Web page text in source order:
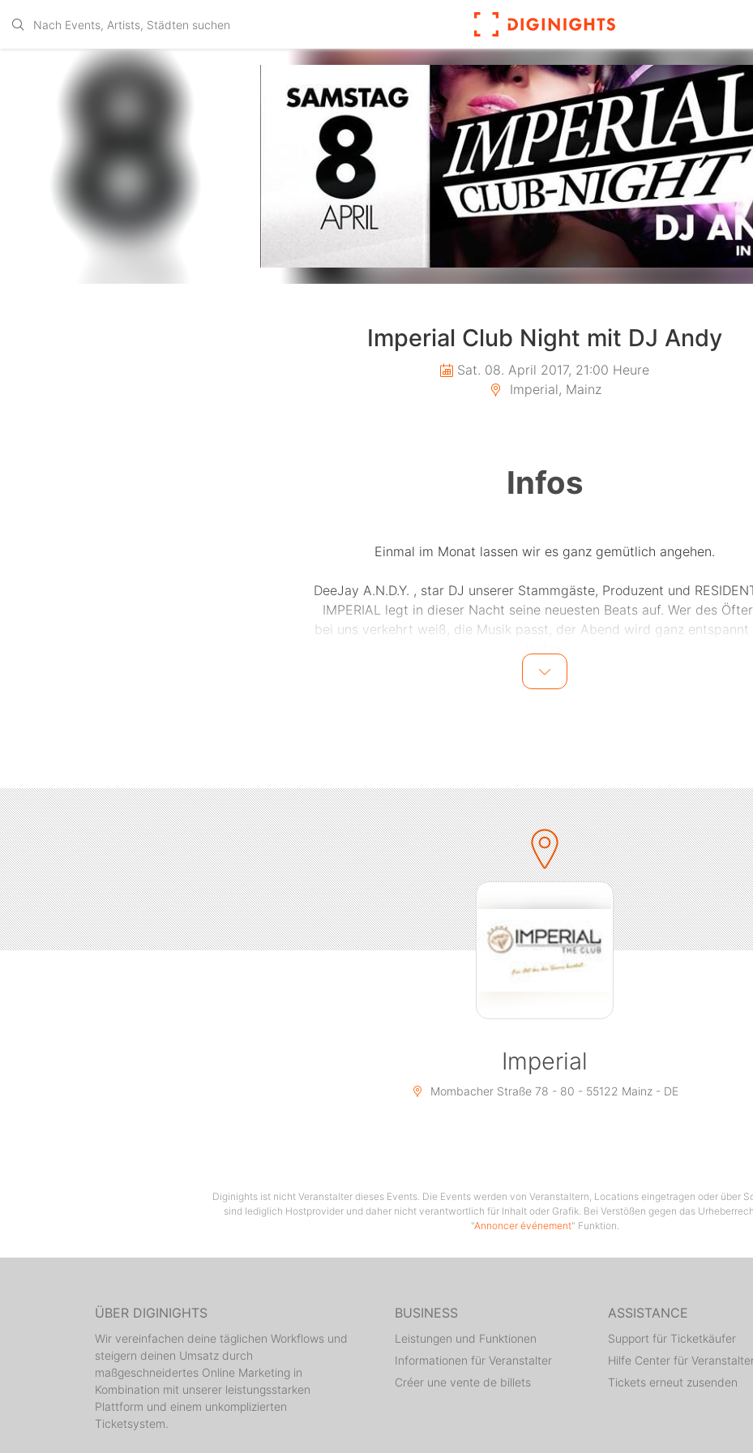
Imperial Club Night mit DJ Andy
Sat. 08. April 2017, 21:00 Heure
Imperial, Mainz
Infos
Einmal im Monat lassen wir es ganz gemütlich angehen.
DeeJay A.N.D.Y. , star DJ unserer Stammgäste, Produzent und
IMPERIAL legt in dieser Nacht seine neuesten Beats auf. Wer des
bei uns verkehrt weiß, die Musik passt, der Abend wird ganz entspannt
Seine neueste Single, DeeJay A.N.D.Y. - High Energy 2017
Einlass ab 21 Jahren
Imperial
Mombacher Straße 78 - 80 - 55122 Mainz - DE
Diginights ist nicht Veranstalter dieses Events. Die Events werden von Veranstaltern, Locations eingetragen oder über
sind lediglich Hostprovider und daher nicht verantwortlich für Inhalt oder Grafik. Bei Verstößen gegen das
"Annoncer événement" Funktion.
ÜBER DIGINIGHTS
Wir vereinfachen deine täglichen Workflows und
steigern deinen Umsatz durch
maßgeschneidertes Online Marketing in
Kombination mit unserer leistungsstarken
Plattform und einem unkomplizierten
Ticketsystem.
BUSINESS
Leistungen und Funktionen
Informationen für Veranstalter
Créer une vente de billets
ASSISTANCE
Support für Ticketkäufer
Hilfe Center für
Tickets erneut zusenden